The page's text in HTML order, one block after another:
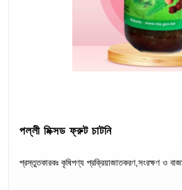
পল্লী মিক্সড ফ্রুট চাটনি
প্রস্তুতকারকঃ কৃষিপণ্য প্রক্রিয়াজাতকরণ,সংরক্ষণ ও